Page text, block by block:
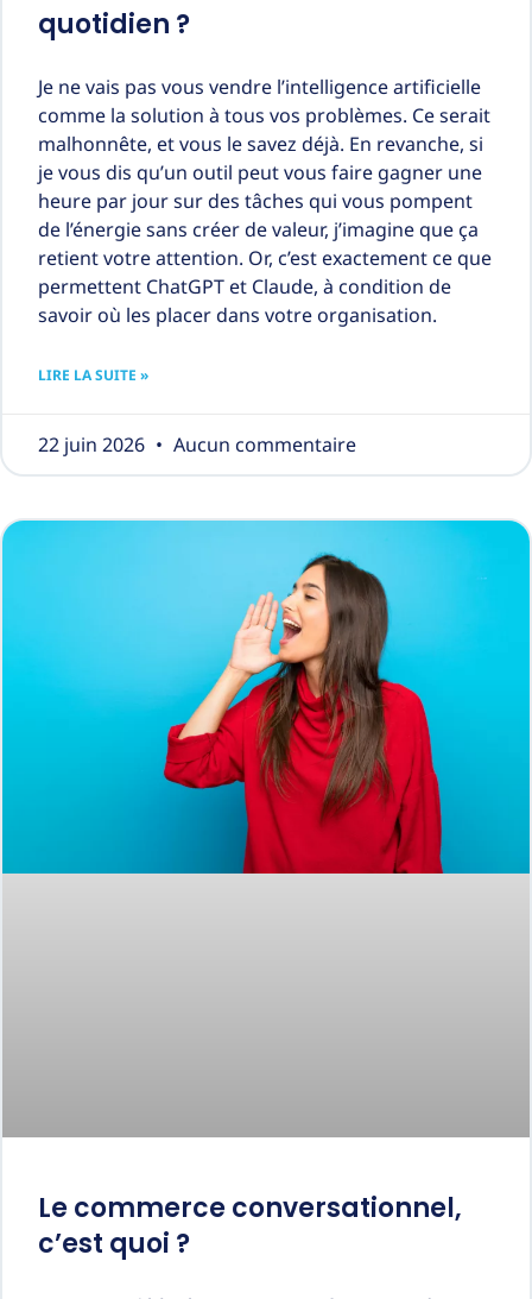
quotidien ?
Je ne vais pas vous vendre l’intelligence artificielle
comme la solution à tous vos problèmes. Ce serait
malhonnête, et vous le savez déjà. En revanche, si
je vous dis qu’un outil peut vous faire gagner une
heure par jour sur des tâches qui vous pompent
de l’énergie sans créer de valeur, j’imagine que ça
retient votre attention. Or, c’est exactement ce que
permettent ChatGPT et Claude, à condition de
savoir où les placer dans votre organisation.
LIRE LA SUITE »
22 juin 2026 Aucun commentaire
Le commerce conversationnel,
c’est quoi ?